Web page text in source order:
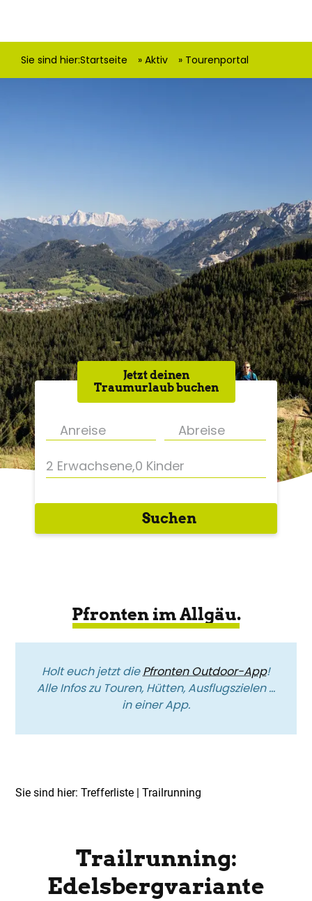
Sie sind hier:Startseite Aktiv Tourenportal
Jetzt deinen
Traumurlaub buchen
2 Erwachsene,0 Kinder
Suchen
Pfronten im Allgäu.
Holt euch jetzt diePfronten Outdoor-App!
Alle Infos zu Touren, Hütten, Ausflugszielen …
in einer App.
Sie sind hier: Trefferliste | Trailrunning
Trailrunning:
Edelsbergvariante